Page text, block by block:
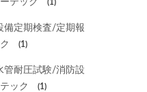
テック
(1)
備定期検査/定期報
(1)
管耐圧試験/消防設
ック
(1)